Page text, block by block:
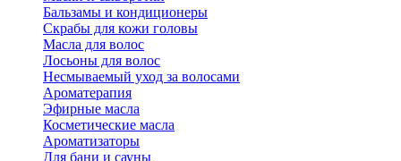
Бальзамы и кондиционеры
Скрабы для кожи головы
Масла для волос
Лосьоны для волос
Несмываемый уход за волосами
Ароматерапия
Эфирные масла
Косметические масла
Ароматизаторы
Для бани и сауны